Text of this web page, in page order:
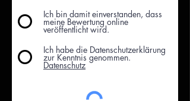
Ich bin damit einverstanden, dass
meine Bewertung online
veröffentlicht wird.
Ich habe die Datenschutzerklärung
zur Kenntnis genommen.
Datenschutz